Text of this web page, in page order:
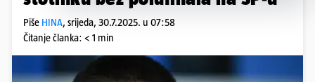
Piše HINA, srijeda, 30.7.2025. u 07:58
Čitanje članka: < 1 min